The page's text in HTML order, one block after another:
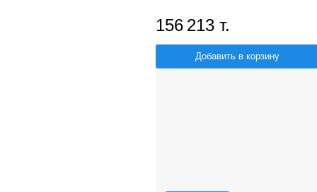
156 213 т.
Добавить в корзину